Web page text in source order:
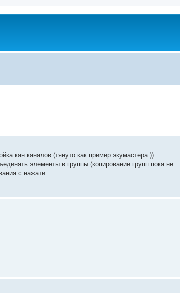
кан каналов.(тянуто как пример экумастера:))
элементы в группы.(копирование групп пока не
с нажати...